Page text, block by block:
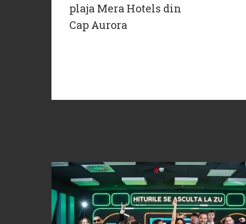
plaja Mera Hotels din
Cap Aurora